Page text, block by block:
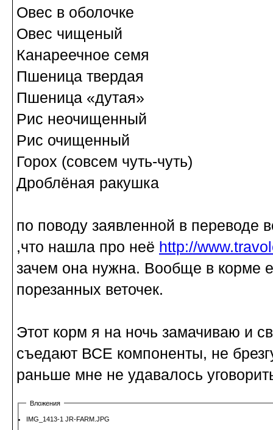
Овес в оболочке
Овес чищеный
Канареечное семя
Пшеница твердая
Пшеница «дутая»
Рис неочищенный
Рис очищенный
Горох (совсем чуть-чуть)
Дроблёная ракушка
по поводу заявленной в переводе
,что нашла про неё http://
зачем она нужна. Вообще в корме
порезанных веточек.
Этот корм я на ночь замачиваю и
съедают ВСЕ компоненты, не
раньше мне не удавалось
Вложения
IMG_1413-1 JR-FARM.JPG